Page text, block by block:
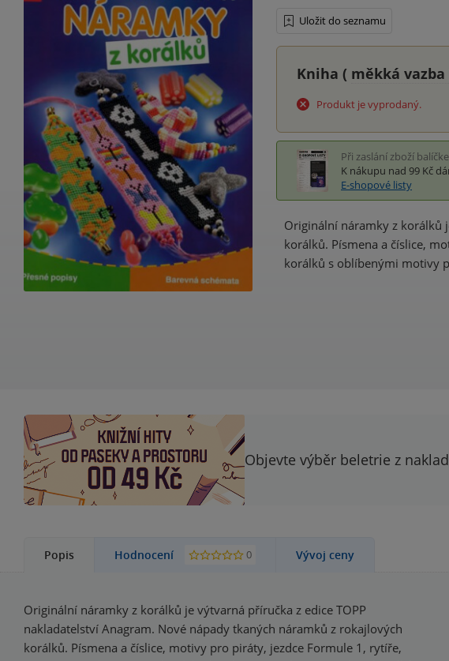
Uložit do seznamu
Kniha ( měkká vazba
Produkt je vyprodaný.
Při zaslání zboží
K nákupu nad 99 Kč
E-shopové listy
Originální náramky z korálků
korálků. Písmena a číslice,
korálků s oblíbenými motivy
Objevte výběr beletrie z
Popis Hodnocení 0 Vývoj ceny
Originální náramky z korálků je výtvarná příručka z edice TOPP
nakladatelství Anagram. Nové nápady tkaných náramků z rokajlových
korálků. Písmena a číslice, motivy pro piráty, jezdce Formule 1, rytíře,